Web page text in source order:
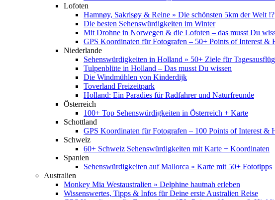
Lofoten
Hamnøy, Sakrisøy & Reine » Die schönsten 5km der Welt !?
Die besten Sehenswürdigkeiten im Winter
Mit Drohne in Norwegen & die Lofoten – das musst Du
GPS Koordinaten für Fotografen – 50+ Points of Interest &
Niederlande
Sehenswürdigkeiten in Holland » 50+ Ziele für
Tulpenblüte in Holland – Das musst Du wissen
Die Windmühlen von Kinderdijk
Toverland Freizeitpark
Holland: Ein Paradies für Radfahrer und Naturfreunde
Österreich
100+ Top Sehenswürdigkeiten in Österreich + Karte
Schottland
GPS Koordinaten für Fotografen – 100 Points of Interest &
Schweiz
60+ Schweiz Sehenswürdigkeiten mit Karte + Koordinaten
Spanien
Sehenswürdigkeiten auf Mallorca » Karte mit 50+ Fototipps
Australien
Monkey Mia Westaustralien » Delphine hautnah erleben
Wissenswertes, Tipps & Infos für Deine erste Australien Reise